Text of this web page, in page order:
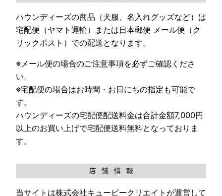
ハウンディーズの商品（犬服、名入れグッズなど）は
宅配便（ヤマト運輸）または日本郵便 メール便（ク
リックポスト）での配送となります。
※メール便の場合のご注意事項を必ずご確認くださ
い。
※宅配便の場合はお時間・お日にちの指定も可能で
す。
ハウンディーズの宅配便配送料金は合計金額7,000円
以上のお買い上げで宅配便送料無料となっておりま
す。
当サイトは株式会社キュービークリエイトが運営して